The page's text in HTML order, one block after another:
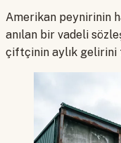
Amerikan peynirinin
anılan bir vadeli
çiftçinin aylık gelirini